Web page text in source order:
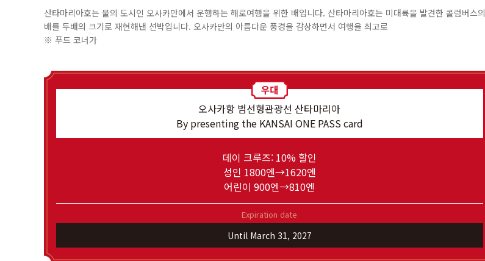
산타마리아호는 물의 도시인 오사카만에서 운행하는 해로여행을 위한 배입니다. 산타마리아호는 미대륙을 발견한 콜럼버스의
배를 두배의 크기로 재현해낸 선박입니다. 오사카만의 아름다운 풍경을 감상하면서 여행을 최고로
※ 푸드 코너가
오사카항 범선형관광선 산타마리아
By presenting the KANSAI ONE PASS card
데이 크루즈: 10% 할인
성인 1800엔→1620엔
어린이 900엔→810엔
Expiration date
Until March 31, 2027